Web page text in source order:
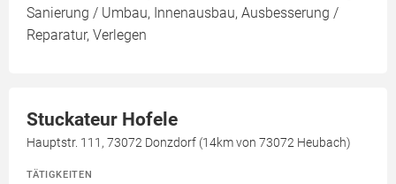
Sanierung / Umbau, Innenausbau, Ausbesserung /
Reparatur, Verlegen
Stuckateur Hofele
Hauptstr. 111, 73072 Donzdorf (14km von 73072 Heubach)
TÄTIGKEITEN